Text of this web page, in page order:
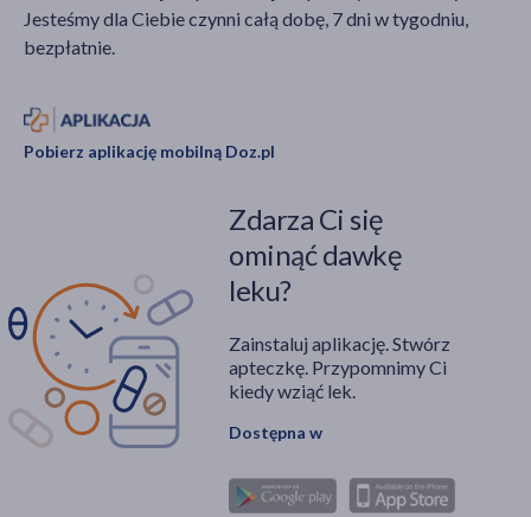
Jesteśmy dla Ciebie czynni całą dobę, 7 dni w tygodniu,
bezpłatnie.
Pobierz aplikację mobilną Doz.pl
Zdarza Ci się
ominąć dawkę
leku?
Zainstaluj aplikację. Stwórz
apteczkę. Przypomnimy Ci
kiedy wziąć lek.
Dostępna w